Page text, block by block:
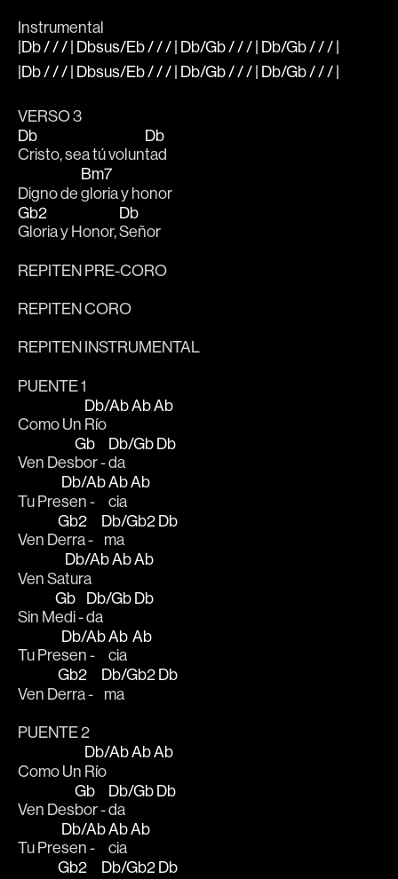
Instrumental
|Db / / / | Dbsus/Eb / / / | Db/Gb / / / | Db/Gb / / / |
|Db / / / | Dbsus/Eb / / / | Db/Gb / / / | Db/Gb / / / |
VERSO 3
Db
Cristo, sea tú volun
Db
tad
Digno de
Bm7
gloria y honor
Gb2
Gloria y Honor,
Db
Señor
REPITEN PRE-CORO
REPITEN CORO
REPITEN INSTRUMENTAL
PUENTE 1
Como Un
Db/Ab
Río
AbAb
Ven Des
Gb
bor -
Db/Gb
da
Db
Tu Pre
Db/Ab
sen -
Ab
cia
Ab
Ven D
Gb2
erra -
Db/Gb2
ma
Db
Ven Sa
Db/Ab
tura
AbAb
Sin M
Gb
edi -
Db/Gb
da
Db
Tu Pre
Db/Ab
sen -
Ab
cia
Ab
Ven D
Gb2
erra -
Db/Gb2
ma
Db
PUENTE 2
Como Un
Db/Ab
Río
AbAb
Ven Des
Gb
bor -
Db/Gb
da
Db
Tu Pre
Db/Ab
sen -
Ab
cia
Ab
Gb2
Db/Gb2Db